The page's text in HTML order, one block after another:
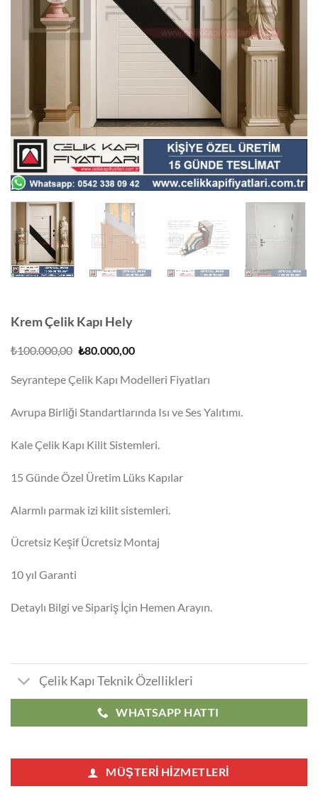
Krem Çelik Kapı Hely
₺100.000,00 Orijinal
₺80.000,00Şu
₺80.000,00.
Seyrantepe Çelik Kapı Modelleri Fiyatları
Avrupa Birliği Standartlarında Isı ve Ses Yalıtımı.
Kale Çelik Kapı Kilit Sistemleri.
15 Günde Özel Üretim Lüks Kapılar
Alarmlı parmak izi kilit sistemleri.
Ücretsiz Keşif Ücretsiz Montaj
10 yıl Garanti
Detaylı Bilgi ve Sipariş İçin Hemen Arayın.
Çelik Kapı Teknik Özellikleri
WHATSAPP HATTI
MÜŞTERI HIZMETLERI